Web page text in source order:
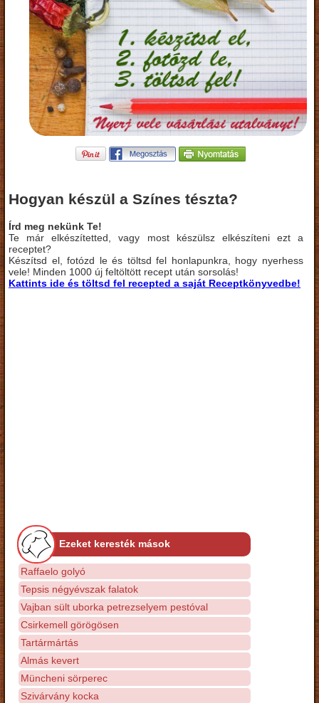
Hogyan készül a Színes tészta?
Írd meg nekünk Te!
Te már elkészítetted, vagy most készülsz elkészíteni ezt a
receptet?
Készítsd el, fotózd le és töltsd fel honlapunkra, hogy nyerhess
vele! Minden 1000 új feltöltött recept után sorsolás!
Kattints ide és töltsd fel recepted a saját Receptkönyvedbe!
Ezeket keresték mások
Raffaelo golyó
Tepsis négyévszak falatok
Vajban sült uborka petrezselyem pestóval
Csirkemell görögösen
Tartármártás
Almás kevert
Müncheni sörperec
Szivárvány kocka